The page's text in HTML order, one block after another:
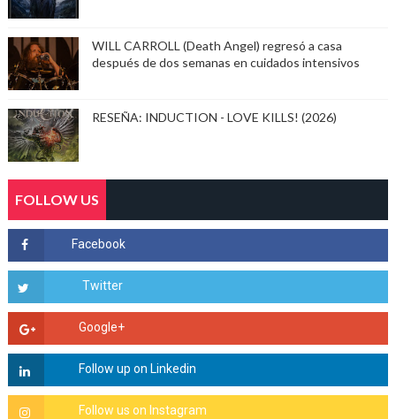
WILL CARROLL (Death Angel) regresó a casa
después de dos semanas en cuidados intensivos
RESEÑA: INDUCTION - LOVE KILLS! (2026)
FOLLOW US